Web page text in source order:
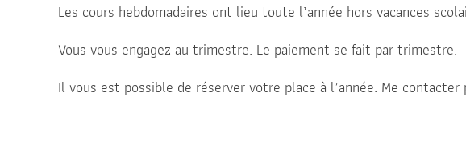
Les cours hebdomadaires ont lieu toute l’année hors vacances
Vous vous engagez au trimestre. Le paiement se fait par trimestre.
Il vous est possible de réserver votre place à l’année. Me